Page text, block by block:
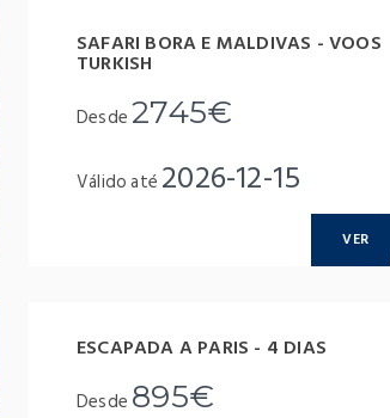
SAFARI BORA E MALDIVAS - VOOS
TURKISH
Desde2745€
Válido até 2026-12-15
VER
ESCAPADA A PARIS - 4 DIAS
Desde 895€